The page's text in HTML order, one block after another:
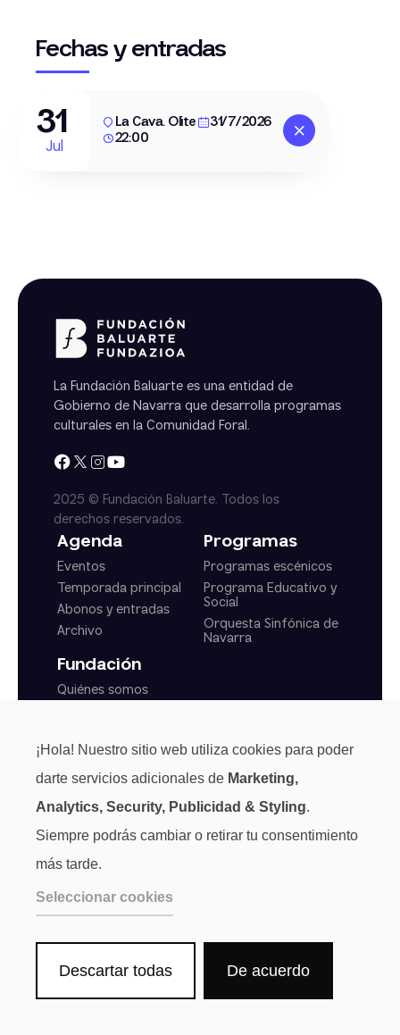
Fechas y entradas
31
Jul
La Cava. Olite
31/7/2026
22:00
La Fundación Baluarte es una entidad de
Gobierno de Navarra que desarrolla programas
culturales en la Comunidad Foral.
2025 © Fundación Baluarte. Todos los
derechos reservados.
Agenda
Eventos
Temporada principal
Abonos y entradas
Archivo
Programas
Programas escénicos
Programa Educativo y
Social
Orquesta Sinfónica de
Navarra
Fundación
Quiénes somos
Normas generales
Aviso LegalPrivacidad CookiesCanal de denuncias
¡Hola! Nuestro sitio web utiliza cookies para poder
darte servicios adicionales de Marketing,
Analytics, Security, Publicidad & Styling.
Siempre podrás cambiar o retirar tu consentimiento
más tarde.
Seleccionar cookies
Descartar todas De acuerdo